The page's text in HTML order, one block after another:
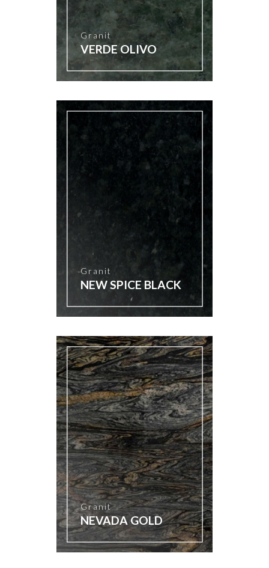
Granit
VERDE OLIVO
Granit
NEW SPICE BLACK
Granit
NEVADA GOLD